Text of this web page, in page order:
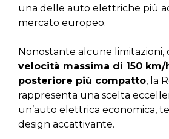
una delle auto elettriche più
mercato europeo.
Nonostante alcune limitazioni,
velocità massima di 150 km/
posteriore più compatto, la
rappresenta una scelta
un’auto elettrica economica,
design accattivante.